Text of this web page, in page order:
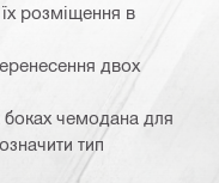
їх розміщення в
двох
боках чемодана для
тип